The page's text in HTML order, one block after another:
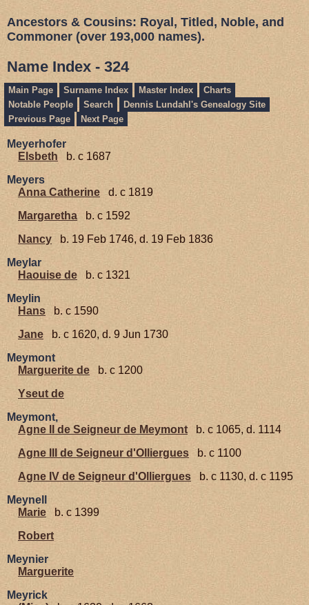
Ancestors & Cousins: Royal, Titled, Noble, and
Commoner (over 193,000 names).
Name Index - 324
Main Page Surname Index Master Index
Charts
Notable People
Search
Dennis Lundahl's Genealogy Site
Previous Page
Next Page
Meyerhofer
Elsbeth
b. c 1687
Meyers
Anna Catherine
d. c 1819
Margaretha
b. c 1592
Nancy
b. 19 Feb 1746, d. 19 Feb 1836
Meylar
Haouise de
b. c 1321
Meylin
Hans
b. c 1590
Jane
b. c 1620, d. 9 Jun 1730
Meymont
Marguerite de
b. c 1200
Yseut de
Meymont,
Agne II de Seigneur de Meymont
b. c 1065, d. 1114
Agne III de Seigneur d'Olliergues
b. c 1100
Agne IV de Seigneur d'Olliergues
b. c 1130, d. c 1195
Meynell
Marie
b. c 1399
Robert
Meynier
Marguerite
Meyrick